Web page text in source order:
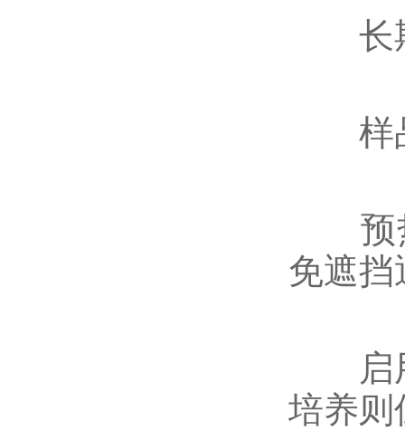
长期
样品
预热
免遮挡
启用
培养则